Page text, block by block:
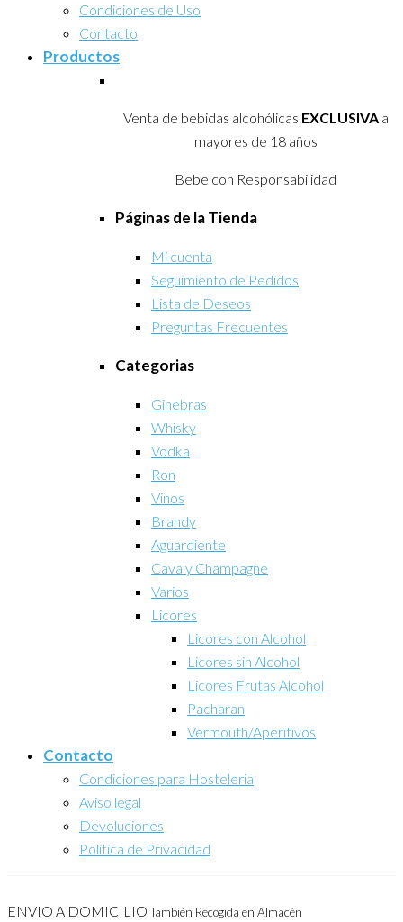
Condiciones de Uso
Contacto
Productos
Venta de bebidas alcohólicas EXCLUSIVAa
mayores de 18 años
Bebe con Responsabilidad
Páginas de la Tienda
Mi cuenta
Seguimiento de Pedidos
Lista de Deseos
Preguntas Frecuentes
Categorias
Ginebras
Whisky
Vodka
Ron
Vinos
Brandy
Aguardiente
Cava y Champagne
Varios
Licores
Licores con Alcohol
Licores sin Alcohol
Licores Frutas Alcohol
Pacharan
Vermouth/Aperitivos
Contacto
Condiciones para Hosteleria
Aviso legal
Devoluciones
Politica de Privacidad
ENVIO A DOMICILIO También Recogida en Almacén